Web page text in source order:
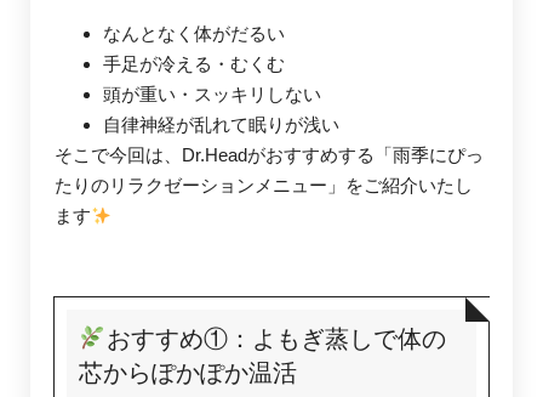
なんとなく体がだるい
手足が冷える・むくむ
頭が重い・スッキリしない
自律神経が乱れて眠りが浅い
そこで今回は、Dr.Headがおすすめする「雨季にぴっ
たりのリラクゼーションメニュー」をご紹介いたし
ます
おすすめ①：よもぎ蒸しで体の
芯からぽかぽか温活